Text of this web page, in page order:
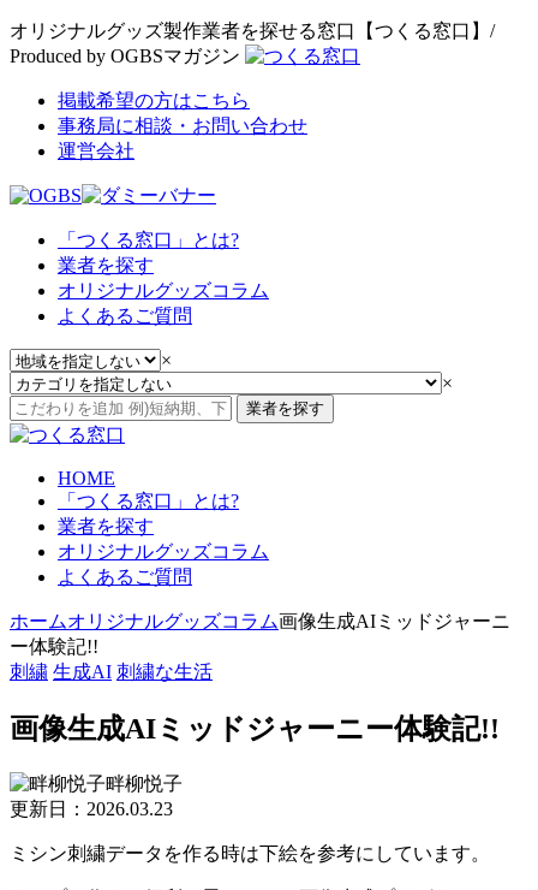
オリジナルグッズ製作業者を探せる窓口【つくる窓口】/
Produced by OGBSマガジン
掲載希望の方はこちら
事務局に相談・お問い合わせ
運営会社
「つくる窓口」とは?
業者を探す
オリジナルグッズコラム
よくあるご質問
×
×
業者を探す
HOME
「つくる窓口」とは?
業者を探す
オリジナルグッズコラム
よくあるご質問
ホームオリジナルグッズコラム画像生成AIミッドジャーニ
ー体験記!!
刺繍 生成AI 刺繍な生活
画像生成AIミッドジャーニー体験記!!
畔柳悦子
更新日：2026.03.23
ミシン刺繍データを作る時は下絵を参考にしています。